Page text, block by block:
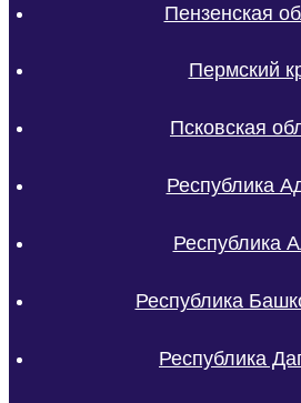
Пензенская
Пермский
Псковская
Республика
Республика
Республика
Республика